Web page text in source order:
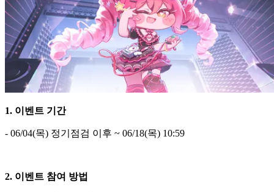
1. 이벤트 기간
- 06/04(목) 정기점검 이후 ~ 06/18(목) 10:59
2. 이벤트 참여 방법